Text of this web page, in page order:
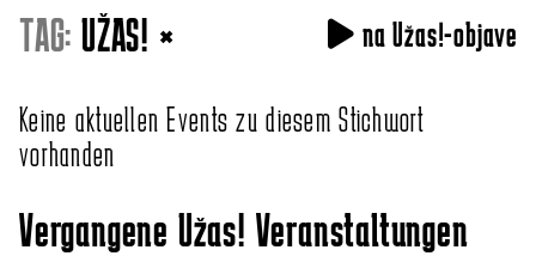
TAG: UŽAS! × na Užas!-objave
Keine aktuellen Events zu diesem Stichwort
vorhanden
Vergangene Užas! Veranstaltungen